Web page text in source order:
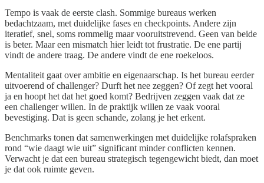
Tempo is vaak de eerste clash. Sommige bureaus werken
bedachtzaam, met duidelijke fases en checkpoints. Andere zijn
iteratief, snel, soms rommelig maar vooruitstrevend. Geen van beide
is beter. Maar een mismatch hier leidt tot frustratie. De ene partij
vindt de andere traag. De andere vindt de ene roekeloos.
Mentaliteit gaat over ambitie en eigenaarschap. Is het bureau eerder
uitvoerend of challenger? Durft het nee zeggen? Of zegt het vooral
ja en hoopt het dat het goed komt? Bedrijven zeggen vaak dat ze
een challenger willen. In de praktijk willen ze vaak vooral
bevestiging. Dat is geen schande, zolang je het erkent.
Benchmarks tonen dat samenwerkingen met duidelijke rolafspraken
rond “wie daagt wie uit” significant minder conflicten kennen.
Verwacht je dat een bureau strategisch tegengewicht biedt, dan moet
je dat ook ruimte geven.